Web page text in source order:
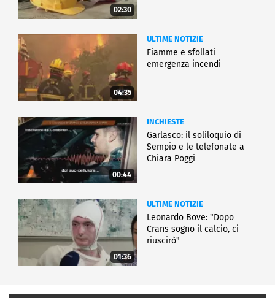
02:30
04:35
ULTIME NOTIZIE
Fiamme e sfollati
emergenza incendi
00:44
INCHIESTE
Garlasco: il soliloquio di
Sempio e le telefonate a
Chiara Poggi
01:36
ULTIME NOTIZIE
Leonardo Bove: "Dopo
Crans sogno il calcio, ci
riuscirò"